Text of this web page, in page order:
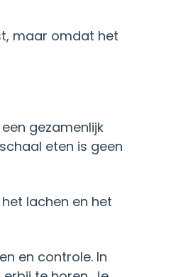
maar omdat het
gezamenlijk
eten is geen
lachen en het
en controle. In